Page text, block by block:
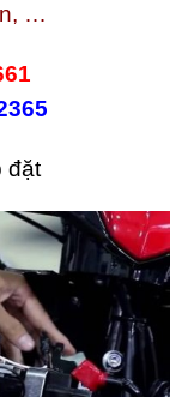
…
đặt